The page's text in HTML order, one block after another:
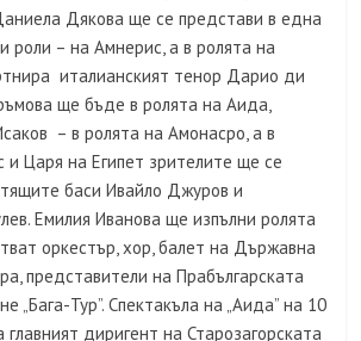
Дякова ще се представи в една
роли – на Амнерис, а в ролята на
италианският тенор Дарио ди
ще бъде в ролята на Аида,
– в ролята на Амонасро, а в
и Царя на Египет зрителите ще се
баси Ивайло Джуров и
Емилия Иванова ще изпълни ролята
оркестър, хор, балет на Държавна
представители на Прабългарската
„Бага-Тур”. Спектакъла на „Аида” на 10
диригент на Старозагорската